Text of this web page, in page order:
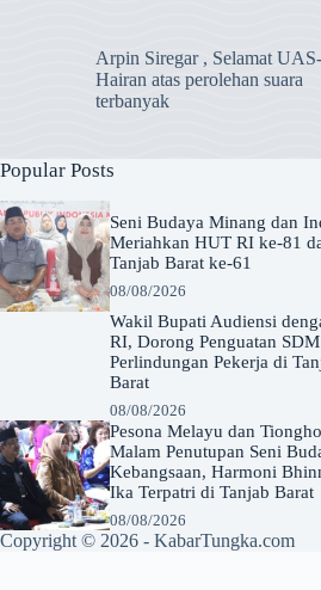
Arpin Siregar , Selamat UAS-
Hairan atas perolehan suara
terbanyak
Popular Posts
Seni Budaya Minang dan
Meriahkan HUT RI ke-81
Tanjab Barat ke-61
08/08/2026
Wakil Bupati Audiensi
RI, Dorong Penguatan
Perlindungan Pekerja di
Barat
08/08/2026
Pesona Melayu dan
Malam Penutupan Seni
Kebangsaan, Harmoni
Ika Terpatri di Tanjab Barat
08/08/2026
Copyright © 2026 - KabarTungka.com